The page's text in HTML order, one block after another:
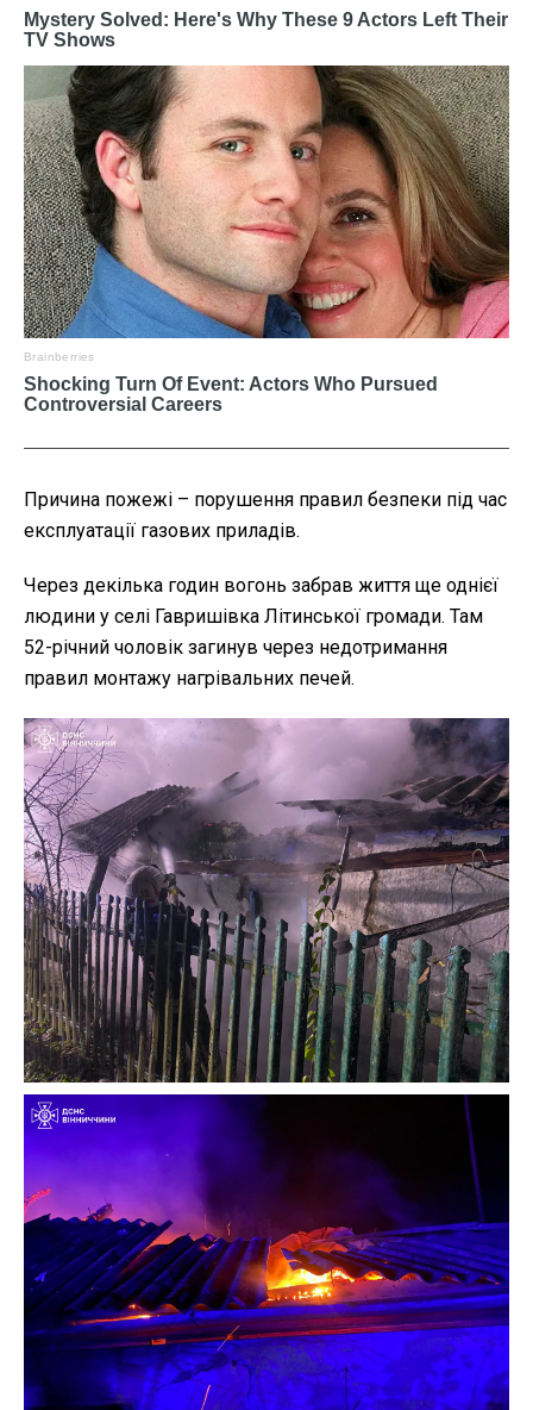
Причина пожежі – порушення правил безпеки під час
експлуатації газових приладів.
Через декілька годин вогонь забрав життя ще однієї
людини у селі Гавришівка Літинської громади. Там
52-річний чоловік загинув через недотримання
правил монтажу нагрівальних печей.